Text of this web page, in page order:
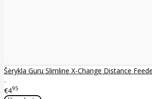
Šėrykla Guru Slimline X-Change Distance
..
€495